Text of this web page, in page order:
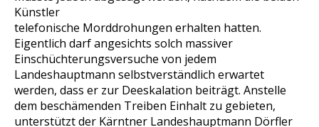
Künstler
telefonische Morddrohungen erhalten hatten.
Eigentlich darf angesichts solch massiver
Einschüchterungsversuche von jedem
Landeshauptmann selbstverständlich erwartet
werden, dass er zur Deeskalation beiträgt. Anstelle
dem beschämenden Treiben Einhalt zu gebieten,
unterstützt der Kärntner Landeshauptmann Dörfler